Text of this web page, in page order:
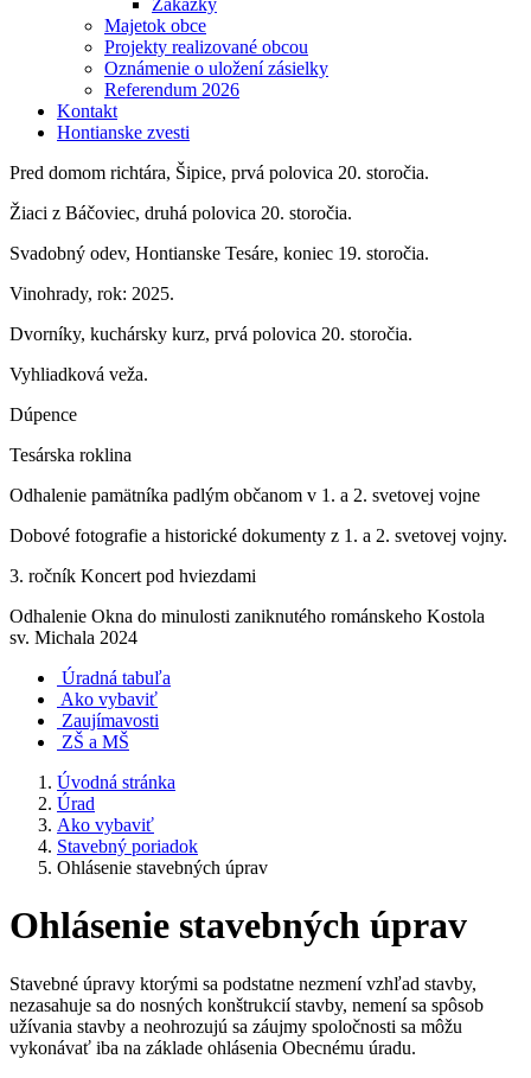
Zákazky
Majetok obce
Projekty realizované obcou
Oznámenie o uložení zásielky
Referendum 2026
Kontakt
Hontianske zvesti
Pred domom richtára, Šipice, prvá polovica 20. storočia.
Žiaci z Báčoviec, druhá polovica 20. storočia.
Svadobný odev, Hontianske Tesáre, koniec 19. storočia.
Vinohrady, rok: 2025.
Dvorníky, kuchársky kurz, prvá polovica 20. storočia.
Vyhliadková veža.
Dúpence
Tesárska roklina
Odhalenie pamätníka padlým občanom v 1. a 2. svetovej vojne
Dobové fotografie a historické dokumenty z 1. a 2. svetovej vojny.
3. ročník Koncert pod hviezdami
Odhalenie Okna do minulosti zaniknutého románskeho Kostola
sv. Michala 2024
Úradná tabuľa
Ako vybaviť
Zaujímavosti
ZŠ a MŠ
Úvodná stránka
Úrad
Ako vybaviť
Stavebný poriadok
Ohlásenie stavebných úprav
Ohlásenie stavebných úprav
Stavebné úpravy ktorými sa podstatne nezmení vzhľad stavby,
nezasahuje sa do nosných konštrukcií stavby, nemení sa spôsob
užívania stavby a neohrozujú sa záujmy spoločnosti sa môžu
vykonávať iba na základe ohlásenia Obecnému úradu.